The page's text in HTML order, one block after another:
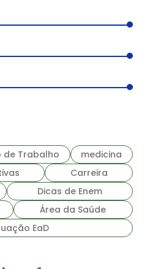
de Trabalho
medicina
Carreira
Dicas de Enem
Área da Saúde
EaD